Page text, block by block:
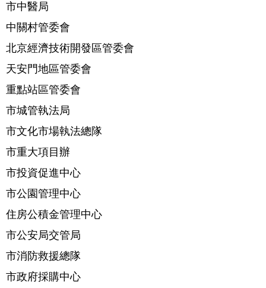
市中醫局
中關村管委會
北京經濟技術開發區管委會
天安門地區管委會
重點站區管委會
市城管執法局
市文化市場執法總隊
市重大項目辦
市投資促進中心
市公園管理中心
住房公積金管理中心
市公安局交管局
市消防救援總隊
市政府採購中心